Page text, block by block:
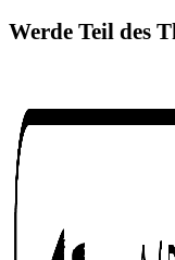
Werde Teil des